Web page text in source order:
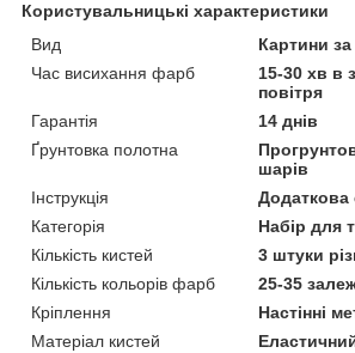
Користувальницькі характеристики
Вид
Картини
Час висихання фарб
15-30 хв в
повітря
Гарантія
14 днів
Ґрунтовка полотна
шарів
Інструкція
Додаткова
Категорія
Набір для
Кількість кистей
3 штуки
Кількість кольорів фарб
25-35
Кріплення
Настінні
Матеріал кистей